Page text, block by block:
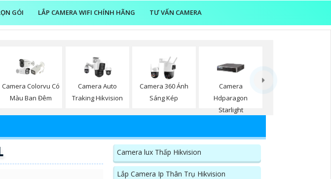
GÓI LẮP CAMERA WIFI CHÍNH HÃNG TƯ VẤN CAMERA
Camera Colorvu Có
Màu Ban Đêm
Camera Auto
Traking Hikvision
Camera 360 Ánh
Sáng Kép
Camera
Hdparagon
Starlight
Camera lux Thấp Hikvision
Lắp Camera Ip Thân Trụ Hikvision